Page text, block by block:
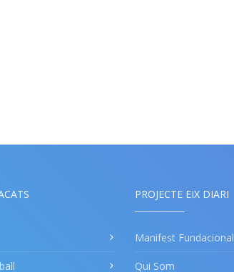
PROJECTE EIX DIARI
Manifest Fundacional
Qui Som